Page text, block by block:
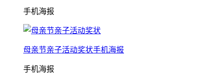
手机海报
母亲节亲子活动奖状手机海报
手机海报